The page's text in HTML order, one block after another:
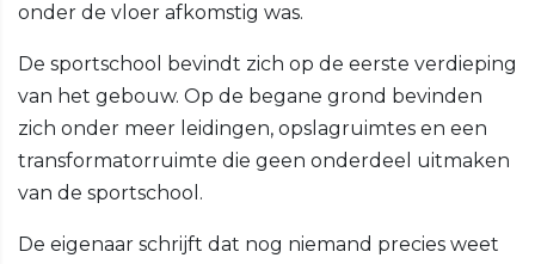
onder de vloer afkomstig was.
De sportschool bevindt zich op de eerste verdieping
van het gebouw. Op de begane grond bevinden
zich onder meer leidingen, opslagruimtes en een
transformatorruimte die geen onderdeel uitmaken
van de sportschool.
De eigenaar schrijft dat nog niemand precies weet